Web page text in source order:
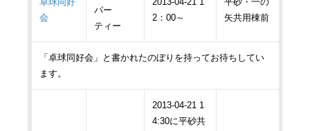
会
パー
ティー
2：00～
矢共用棟前
「卓球同好会」と書かれたのぼりを持ってお待ちしてい
ます。
2013-04-21 1
4:30に平砂共